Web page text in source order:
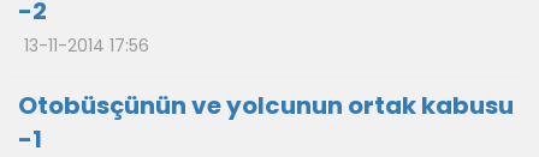
-2
13-11-2014 17:56
Otobüsçünün ve yolcunun ortak kabusu
-1